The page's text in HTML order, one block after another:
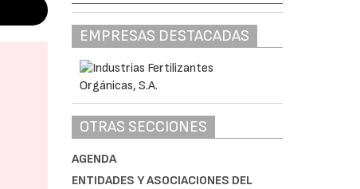
EMPRESAS DESTACADAS
OTRAS SECCIONES
AGENDA
ENTIDADES Y ASOCIACIONES DEL